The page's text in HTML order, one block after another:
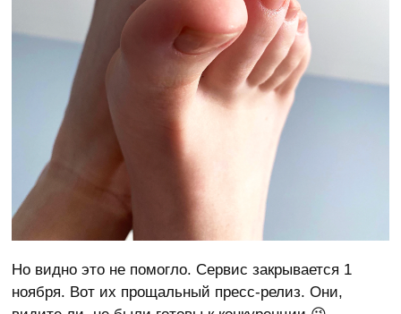
Но видно это не помогло. Сервис закрывается 1
ноября. Вот их прощальный пресс-релиз. Они,